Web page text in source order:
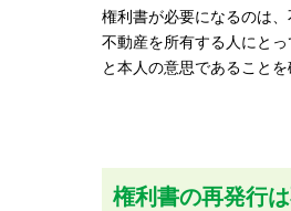
権利書が必要になるのは
不動産を所有する人にと
と本人の意思であること
権利書の再発行